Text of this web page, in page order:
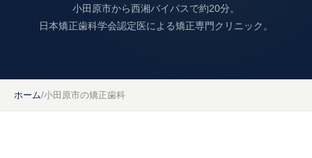
小田原市から西湘バイパスで約20分。
日本矯正歯科学会認定医による矯正専門クリニック。
ホーム/小田原市の矯正歯科